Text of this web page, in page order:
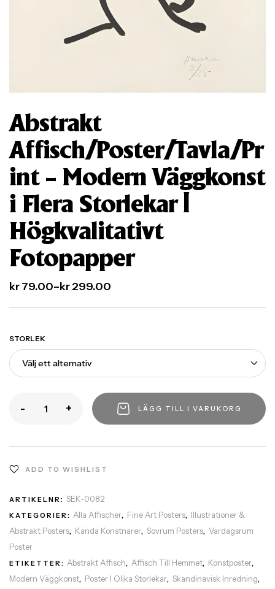
Abstrakt
Affisch/Poster/Tavla/Pr
int – Modern Väggkonst
i Flera Storlekar |
Högkvalitativt
Fotopapper
kr79.00–kr299.00
STORLEK
- + LÄGG TILL I VARUKORG
ADD TO WISHLIST
ARTIKELNR: SEK-0082
KATEGORIER: Alla Affischer, Fine Art Posters, Illustrationer &
Abstrakt Posters, Kända Konstnärer, Sovrum Posters, Vardagsrum
Poster
ETIKETTER: Abstrakt Affisch, Affisch Till Hemmet, Konstposter,
Modern Väggkonst, Poster I Olika Storlekar, Skandinavisk Inredning,